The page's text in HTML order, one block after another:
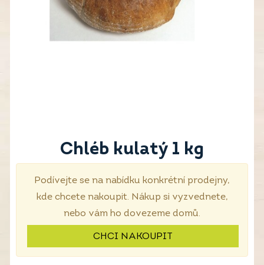
Chléb kulatý 1 kg
Podívejte se na nabídku konkrétní prodejny,
kde chcete nakoupit. Nákup si vyzvednete,
nebo vám ho dovezeme domů.
CHCI NAKOUPIT